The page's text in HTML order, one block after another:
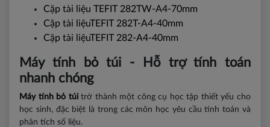
Cặp tài liệu TEFIT 282TW-A4-70mm
Cặp tài liệuTEFIT 282T-A4-40mm
Cặp tài liệuTEFIT 282-A4-40mm
Máy tính bỏ túi - Hỗ trợ tính toán
nhanh chóng
Máy tính bỏ túi trở thành một công cụ học tập thiết yếu cho
học sinh, đặc biệt là trong các môn học yêu cầu tính toán và
phân tích số liệu.